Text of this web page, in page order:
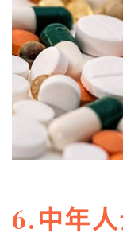
6.中年